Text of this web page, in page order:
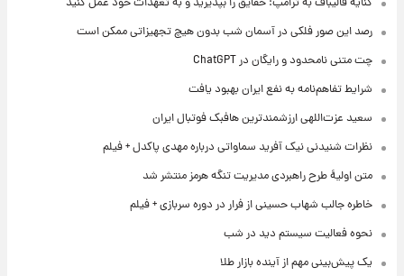
رصد این صور فلکی در آسمان شب بدون هیچ تجهیزاتی ممکن است
چت متنی نامحدود و رایگان در ChatGPT
شرایط تفاهم‌نامه به نفع ایران بهبود یافت
سعید عزت‌اللهی ارزشمندترین هافبک فوتبال ایران
نظرات شنیدنی نیک آفرید سماواتی درباره مهدی پاکدل + فیلم
متن اولیۀ طرح راهبردی مدیریت تنگه هرمز منتشر شد
خاطره جالب شهاب حسینی از فرار در دوره سربازی + فیلم
نحوه فعالیت سیستم دید در شب
یک پیش‌بینی مهم از آینده بازار طلا